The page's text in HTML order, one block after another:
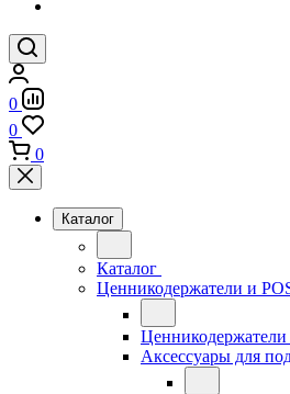
0
0
0
Каталог
Каталог
Ценникодержатели и
Аксессуары для